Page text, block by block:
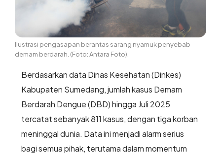
Ilustrasi pengasapan berantas sarang nyamuk penyebab
demam berdarah. (Foto: Antara Foto).
Berdasarkan data Dinas Kesehatan (Dinkes)
Kabupaten Sumedang, jumlah kasus Demam
Berdarah Dengue (DBD) hingga Juli 2025
tercatat sebanyak 811 kasus, dengan tiga korban
meninggal dunia. Data ini menjadi alarm serius
bagi semua pihak, terutama dalam momentum